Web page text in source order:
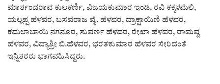
ಮಾರ್ತಂಡರಾವ ಕುಲಕರ್ಣಿ, ವಿಜಯಕುಮಾರ ಇಂಡಿ, ರವಿ ಕಕ್ಕಳಮೆಲಿ,
ಯಲ್ಲಪ್ಪ ಹೆಳವರ, ಬಸವರಾಜ ವೈ. ಹೆಳವರ, ದ್ರಾಕ್ಷಾಯಿಣಿ ಹೆಳವರ,
ಕಮಲಾಬಾಯಿ ನಗನೂರ, ಸುವರ್ಣ ಹೆಳವರ, ರೇಖಾ ಹೆಳವರ, ರಾಮವ್ವ
ಹೆಳವರ, ವಿದ್ಯಾಶ್ರೀ ಬಿ.ಹೆಳವರ, ಭರತಕುಮಾರ ಹೆಳವರ ಸೇರಿದಂತೆ
ಇನ್ನಿತರರು ಭಾಗವಹಿಸಿದ್ದರು.